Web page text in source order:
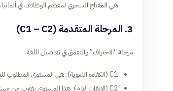
هي المفتاح السحري لمعظم الوظائف في ألمانيا.
3. المرحلة المتقدمة (C1 – C2)
مرحلة “الاحتراف” والتعمق في تفاصيل اللغة.
C1 (الكفاءة اللغوية): هي المستوى المطلوب للدراسة في الجامعات الألمانية. ستتعلم كيفية فهم المعاني الضمنية والفكاهة واللغة الأكاديمية الصعبة.